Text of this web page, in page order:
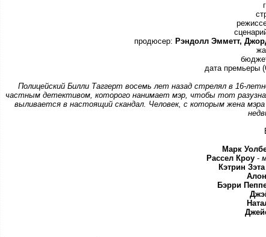
продюсер: Рэндолл Эмметт,
дата премьеры
Полицейский Билли Таггерт восемь лет назад стрелял в 16-
частным детективом, которого нанимает мэр, чтобы тот
выливается в настоящий скандал. Человек, с которым жена
Марк
Рассел Кроу-
Кэтрин
Бэрри